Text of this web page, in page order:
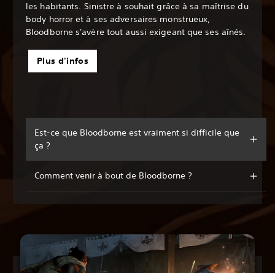
les habitants. Sinistre à souhait grâce à sa maîtrise du
body horror et à ses adversaires monstrueux,
Bloodborne s'avère tout aussi exigeant que ses aînés.
Plus d'infos
Est-ce que Bloodborne est vraiment si difficile que
ça ?
Comment venir à bout de Bloodborne ?